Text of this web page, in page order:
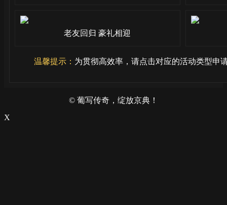
老友回归 豪礼相迎
温馨提示： 为贯彻高效率，请点击对应的活动类型申
© 葡写传奇，绽放京典！
X